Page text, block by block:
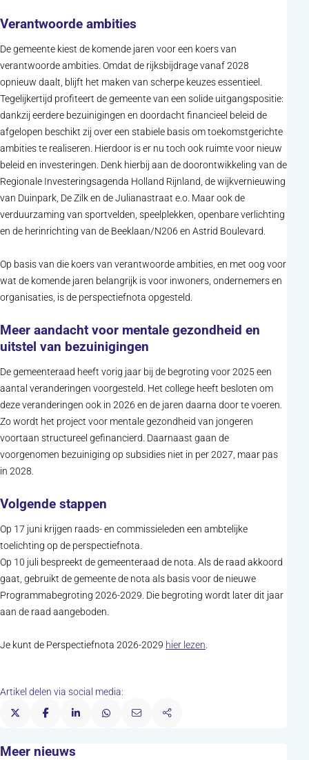
Verantwoorde ambities
De gemeente kiest de komende jaren voor een koers van
verantwoorde ambities. Omdat de rijksbijdrage vanaf 2028
opnieuw daalt, blijft het maken van scherpe keuzes essentieel.
Tegelijkertijd profiteert de gemeente van een solide uitgangspositie:
dankzij eerdere bezuinigingen en doordacht financieel beleid de
afgelopen beschikt zij over een stabiele basis om toekomstgerichte
ambities te realiseren. Hierdoor is er nu toch ook ruimte voor nieuw
beleid en investeringen. Denk hierbij aan de doorontwikkeling van de
Regionale Investeringsagenda Holland Rijnland, de wijkvernieuwing
van Duinpark, De Zilk en de Julianastraat e.o. Maar ook de
verduurzaming van sportvelden, speelplekken, openbare verlichting
en de herinrichting van de Beeklaan/N206 en Astrid Boulevard.
Op basis van die koers van verantwoorde ambities, en met oog voor
wat de komende jaren belangrijk is voor inwoners, ondernemers en
organisaties, is de perspectiefnota opgesteld.
Meer aandacht voor mentale gezondheid en
uitstel van bezuinigingen
De gemeenteraad heeft vorig jaar bij de begroting voor 2025 een
aantal veranderingen voorgesteld. Het college heeft besloten om
deze veranderingen ook in 2026 en de jaren daarna door te voeren.
Zo wordt het project voor mentale gezondheid van jongeren
voortaan structureel gefinancierd. Daarnaast gaan de
voorgenomen bezuiniging op subsidies niet in per 2027, maar pas
in 2028.
Volgende stappen
Op 17 juni krijgen raads- en commissieleden een ambtelijke
toelichting op de perspectiefnota.
Op 10 juli bespreekt de gemeenteraad de nota. Als de raad akkoord
gaat, gebruikt de gemeente de nota als basis voor de nieuwe
Programmabegroting 2026-2029. Die begroting wordt later dit jaar
aan de raad aangeboden.
Je kunt de Perspectiefnota 2026-2029 hier lezen
Artikel delen via social media:
Meer nieuws